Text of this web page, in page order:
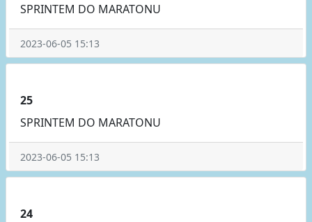
SPRINTEM DO MARATONU
2023-06-05 15:13
25
SPRINTEM DO MARATONU
2023-06-05 15:13
24